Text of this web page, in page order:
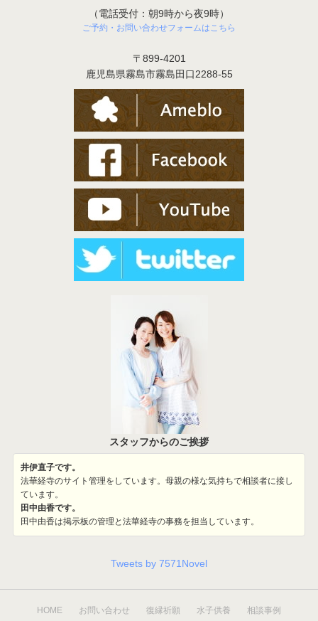
（電話受付：朝9時から夜9時）
ご予約・お問い合わせフォームはこちら
〒899-4201
鹿児島県霧島市霧島田口2288-55
スタッフからのご挨拶
井伊直子です。
法華経寺のサイト管理をしています。母親の様な気持ちで相談者に接し
ています。
田中由香です。
田中由香は掲示板の管理と法華経寺の事務を担当しています。
Tweets by 7571Novel
HOME お問い合わせ 復縁祈願 水子供養 相談事例